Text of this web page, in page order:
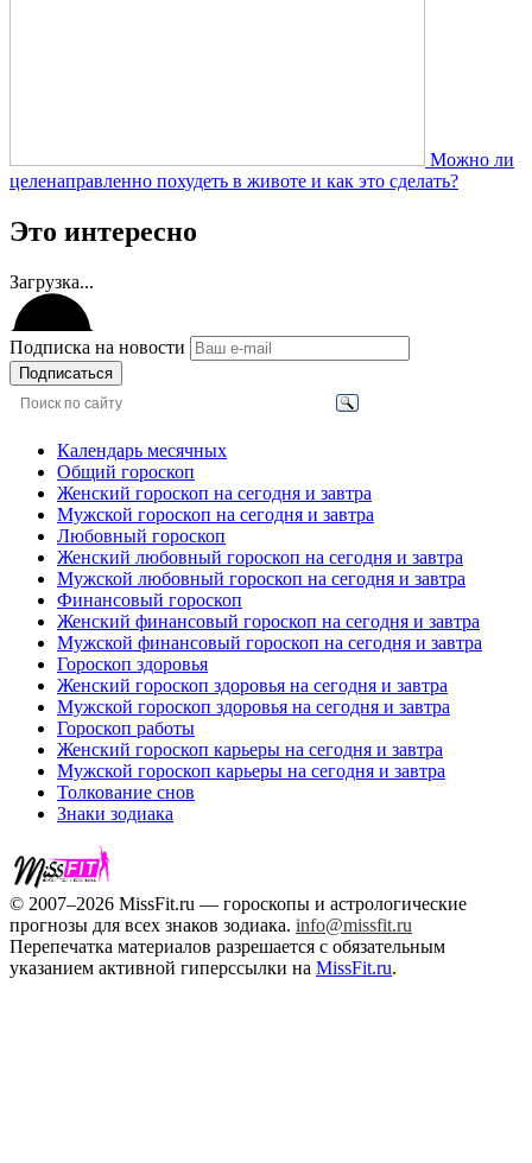
Можно ли
целенаправленно похудеть в животе и как это сделать?
Это интересно
Загрузка...
Подписка на новости
Подписаться
Календарь месячных
Общий гороскоп
Женский гороскоп на сегодня и завтра
Мужской гороскоп на сегодня и завтра
Любовный гороскоп
Женский любовный гороскоп на сегодня и завтра
Мужской любовный гороскоп на сегодня и завтра
Финансовый гороскоп
Женский финансовый гороскоп на сегодня и завтра
Мужской финансовый гороскоп на сегодня и завтра
Гороскоп здоровья
Женский гороскоп здоровья на сегодня и завтра
Мужской гороскоп здоровья на сегодня и завтра
Гороскоп работы
Женский гороскоп карьеры на сегодня и завтра
Мужской гороскоп карьеры на сегодня и завтра
Толкование снов
Знаки зодиака
© 2007–2026 MissFit.ru — гороскопы и астрологические
прогнозы для всех знаков зодиака. info@missfit.ru
Перепечатка материалов разрешается с обязательным
указанием активной гиперссылки на MissFit.ru.